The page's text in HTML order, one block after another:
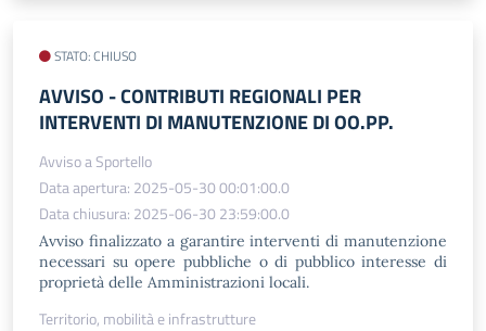
STATO: CHIUSO
AVVISO - CONTRIBUTI REGIONALI PER
INTERVENTI DI MANUTENZIONE DI OO.PP.
Avviso a Sportello
Data apertura: 2025-05-30 00:01:00.0
Data chiusura: 2025-06-30 23:59:00.0
Avviso finalizzato a garantire interventi di manutenzione
necessari su opere pubbliche o di pubblico interesse di
proprietà delle Amministrazioni locali.
Territorio, mobilità e infrastrutture